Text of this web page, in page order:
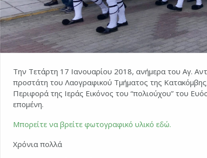
Την Τετάρτη 17 Ιανουαρίου 2018, ανήμερα του Αγ.
προστάτη του Λαογραφικού Τμήματος της
Περιφορά της Ιεράς Εικόνος του “πολιούχου” του
επομένη.
Μπορείτε να βρείτε φωτογραφικό υλικό εδώ.
Χρόνια πολλά